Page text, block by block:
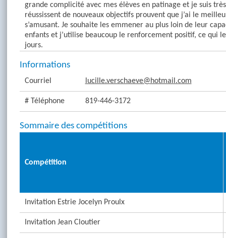
grande complicité avec mes élèves en patinage et je suis
réussissent de nouveaux objectifs prouvent que j’ai le
s’amusant. Je souhaite les emmener au plus loin de leur
enfants et j’utilise beaucoup le renforcement positif, ce qui
jours.
Informations
Courriel lucille.verschaeve@hotmail.com
# Téléphone 819-446-3172
Sommaire des compétitions
Compétition
Invitation Estrie Jocelyn Proulx
Invitation Jean Cloutier